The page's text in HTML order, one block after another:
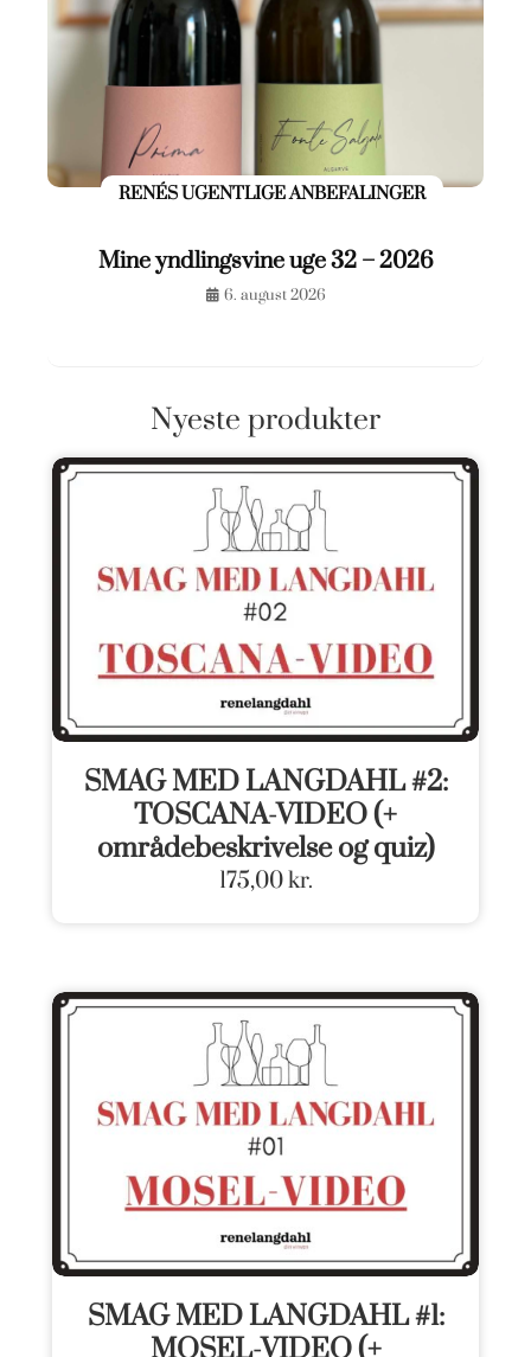
RENÉS UGENTLIGE ANBEFALINGER
Mine yndlingsvine uge 32 – 2026
6. august 2026
Nyeste produkter
SMAG MED LANGDAHL #2:
TOSCANA-VIDEO (+
områdebeskrivelse og quiz)
175,00kr.
SMAG MED LANGDAHL #1:
MOSEL-VIDEO (+